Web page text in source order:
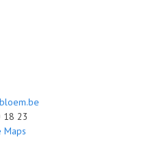
18 23
Maps